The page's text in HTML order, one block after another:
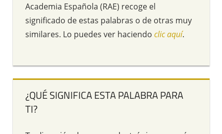
Academia Española (RAE) recoge el
significado de estas palabras o de otras muy
similares. Lo puedes ver haciendo clic aquí.
¿QUÉ SIGNIFICA ESTA PALABRA PARA
TI?